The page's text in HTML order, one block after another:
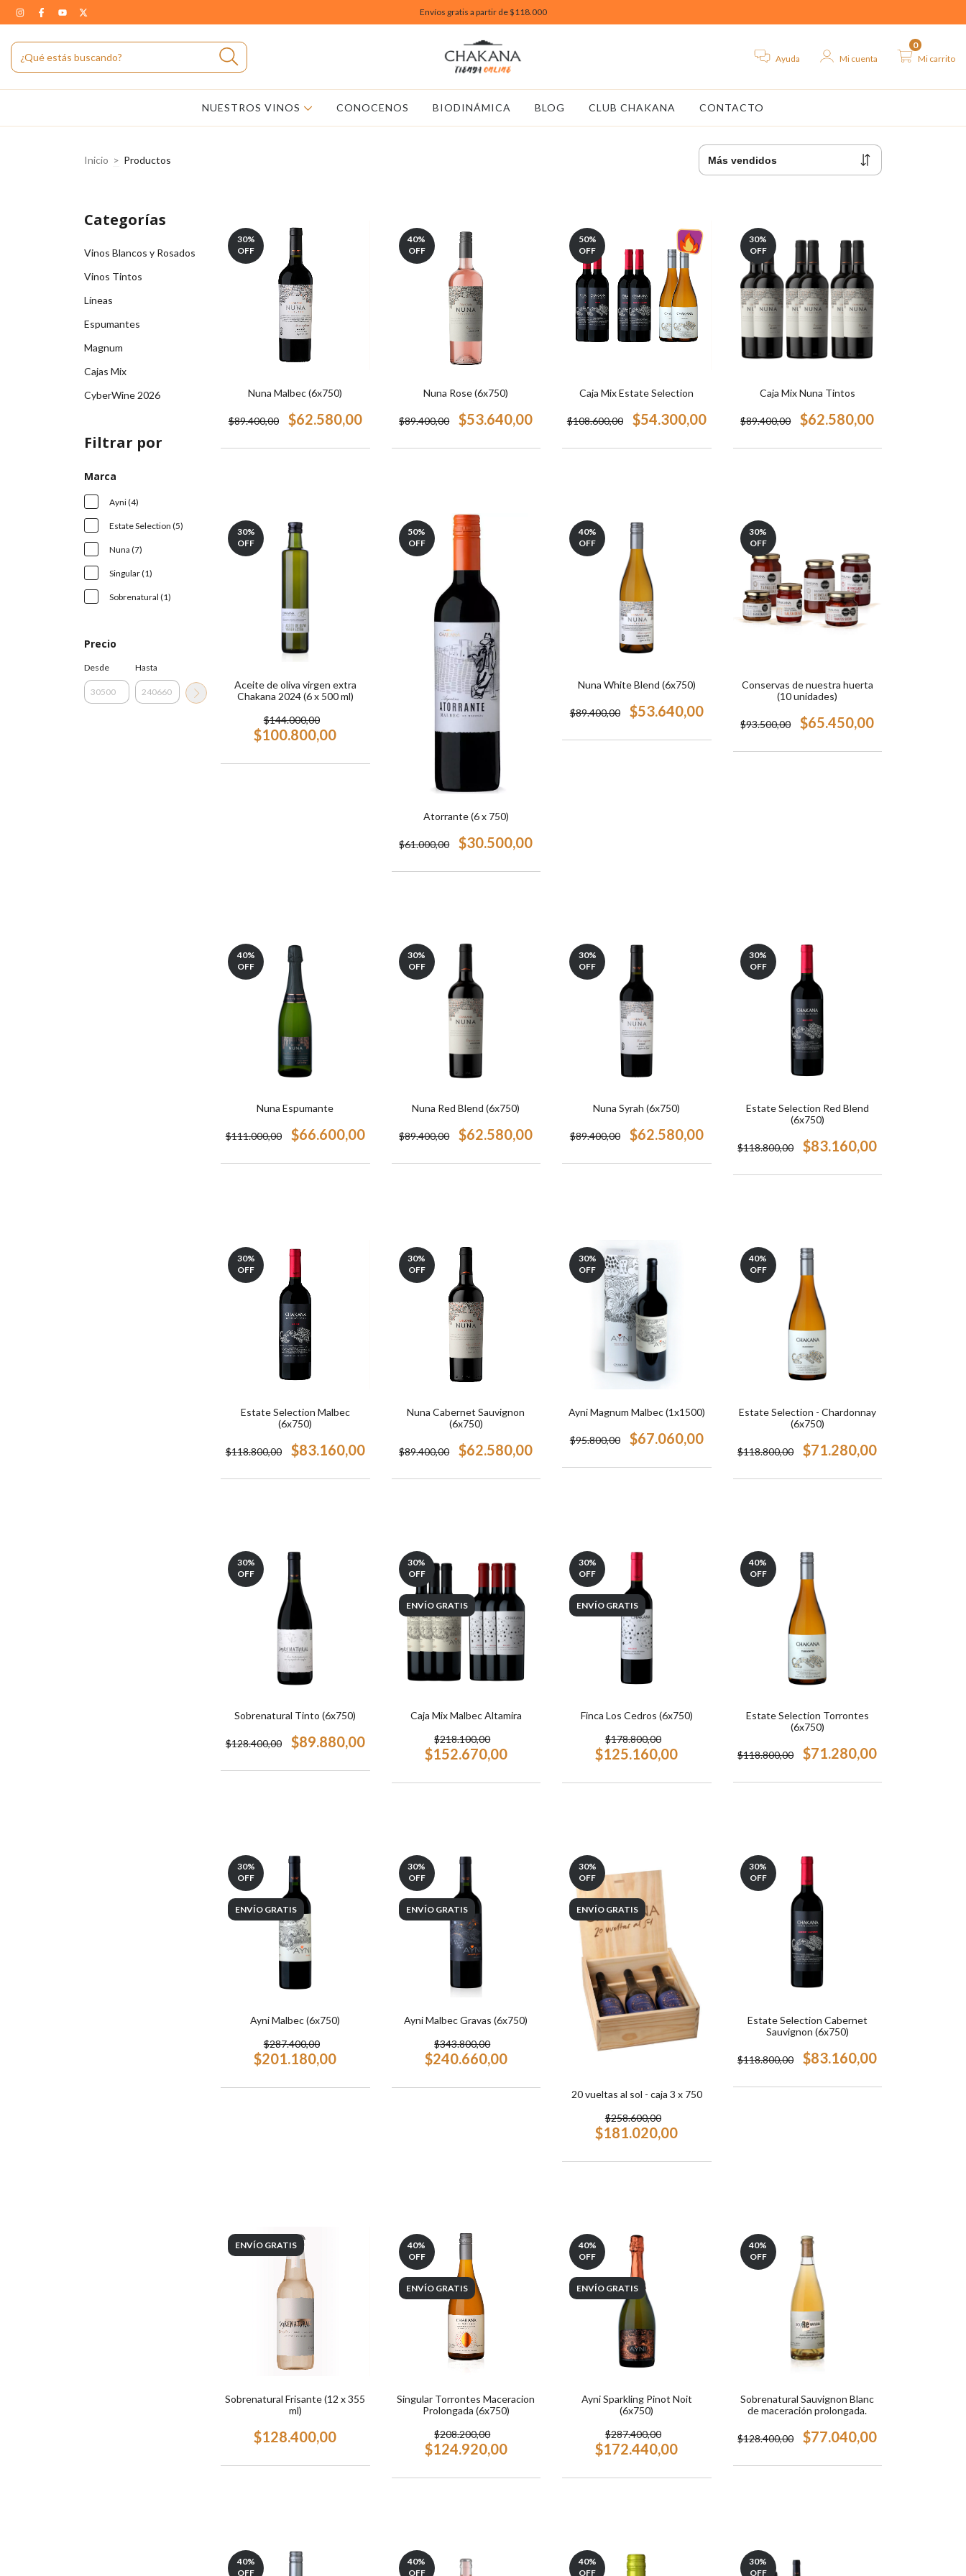
Envíos gratis a partir de $118.000
Ayuda Mi cuenta Mi carrito
0
NUESTROS VINOS CONOCENOS BIODINÁMICA BLOG CLUB CHAKANA CONTACTO
Inicio > Productos
Categorías
Vinos Blancos y Rosados
Vinos Tintos
Líneas
Espumantes
Magnum
Cajas Mix
CyberWine 2026
Filtrar por
Marca
Ayni (4)
Estate Selection (5)
Nuna (7)
Singular (1)
Sobrenatural (1)
Precio
Desde Hasta
30%
OFF
Nuna Malbec (6x750)
$89.400,00 $62.580,00
40%
OFF
Nuna Rose (6x750)
$89.400,00 $53.640,00
50%
OFF
Caja Mix Estate Selection
$108.600,00 $54.300,00
30%
OFF
Caja Mix Nuna Tintos
$89.400,00 $62.580,00
30%
OFF
Aceite de oliva virgen extra
Chakana 2024 (6 x 500 ml)
$144.000,00
$100.800,00
50%
OFF
Atorrante (6 x 750)
$61.000,00 $30.500,00
40%
OFF
Nuna White Blend (6x750)
$89.400,00 $53.640,00
30%
OFF
Conservas de nuestra huerta
(10 unidades)
$93.500,00 $65.450,00
40%
OFF
Nuna Espumante
$111.000,00 $66.600,00
30%
OFF
Nuna Red Blend (6x750)
$89.400,00 $62.580,00
30%
OFF
Nuna Syrah (6x750)
$89.400,00 $62.580,00
30%
OFF
Estate Selection Red Blend
(6x750)
$118.800,00 $83.160,00
30%
OFF
Estate Selection Malbec
(6x750)
$118.800,00 $83.160,00
30%
OFF
Nuna Cabernet Sauvignon
(6x750)
$89.400,00 $62.580,00
30%
OFF
Ayni Magnum Malbec (1x1500)
$95.800,00 $67.060,00
40%
OFF
Estate Selection - Chardonnay
(6x750)
$118.800,00 $71.280,00
30%
OFF
Sobrenatural Tinto (6x750)
$128.400,00 $89.880,00
30%
OFF
ENVÍO GRATIS
Caja Mix Malbec Altamira
$218.100,00
$152.670,00
30%
OFF
ENVÍO GRATIS
Finca Los Cedros (6x750)
$178.800,00
$125.160,00
40%
OFF
Estate Selection Torrontes
(6x750)
$118.800,00 $71.280,00
30%
OFF
ENVÍO GRATIS
Ayni Malbec (6x750)
$287.400,00
$201.180,00
30%
OFF
ENVÍO GRATIS
Ayni Malbec Gravas (6x750)
$343.800,00
$240.660,00
30%
OFF
ENVÍO GRATIS
20 vueltas al sol - caja 3 x 750
$258.600,00
$181.020,00
30%
OFF
Estate Selection Cabernet
Sauvignon (6x750)
$118.800,00 $83.160,00
ENVÍO GRATIS
Sobrenatural Frisante (12 x 355
ml)
$128.400,00
40%
OFF
ENVÍO GRATIS
Singular Torrontes Maceracion
Prolongada (6x750)
$208.200,00
$124.920,00
40%
OFF
ENVÍO GRATIS
Ayni Sparkling Pinot Noit
(6x750)
$287.400,00
$172.440,00
40%
OFF
Sobrenatural Sauvignon Blanc
de maceración prolongada.
$128.400,00 $77.040,00
40%
OFF
40%
OFF
40%
OFF
30%
OFF